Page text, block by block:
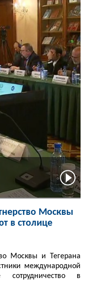
Москвы
в столице
Москвы и Тегерана
международной
сотрудничество в